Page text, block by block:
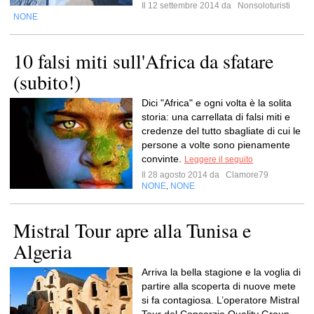
Il 12 settembre 2014 da
Nonsoloturisti
NONE
10 falsi miti sull'Africa da sfatare
(subito!)
Dici "Africa" e ogni volta è la solita
storia: una carrellata di falsi miti e
credenze del tutto sbagliate di cui le
persone a volte sono pienamente
convinte.
Leggere il seguito
Il 28 agosto 2014 da
Clamore79
NONE NONE
Mistral Tour apre alla Tunisa e
Algeria
Arriva la bella stagione e la voglia di
partire alla scoperta di nuove mete
si fa contagiosa. L’operatore Mistral